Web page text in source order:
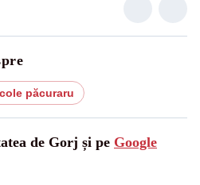
păcuraru
de Gorj și pe Google